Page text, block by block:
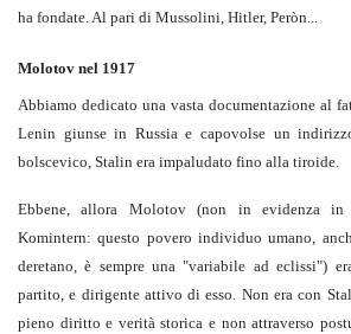
ha fondate. Al pari di Mussolini, Hitler, Peròn...
Molotov nel 1917
Abbiamo dedicato una vasta documentazione al
Lenin giunse in Russia e capovolse un
bolscevico, Stalin era impaludato fino alla tiroide.
Ebbene, allora Molotov (non in evidenza
Komintern: questo povero individuo umano,
deretano, è sempre una "variabile ad eclissi")
partito, e dirigente attivo di esso. Non era con
pieno diritto e verità storica e non attraverso